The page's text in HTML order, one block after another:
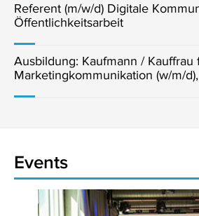
Referent (m/w/d) Digitale
Öffentlichkeitsarbeit
Ausbildung: Kaufmann / Kauffrau
Marketingkommunikation (w/m/
Events